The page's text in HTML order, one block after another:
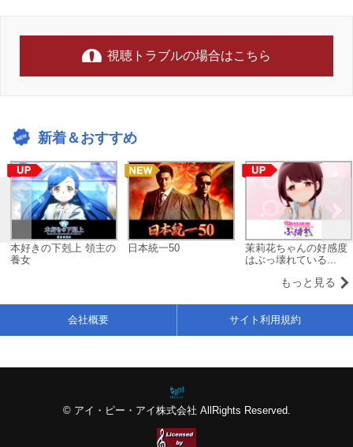
視聴トラブルの場合はこちら
新着＆おすすめ
本好きの下剋上 領主の
養女
日本統一50
茉莉花ちゃんの好感度
はぶっ壊れている...
もっと見る
© アイ・ピー・アイ株式会社 AllRights Reserved.
会社概要 サイト利用規約